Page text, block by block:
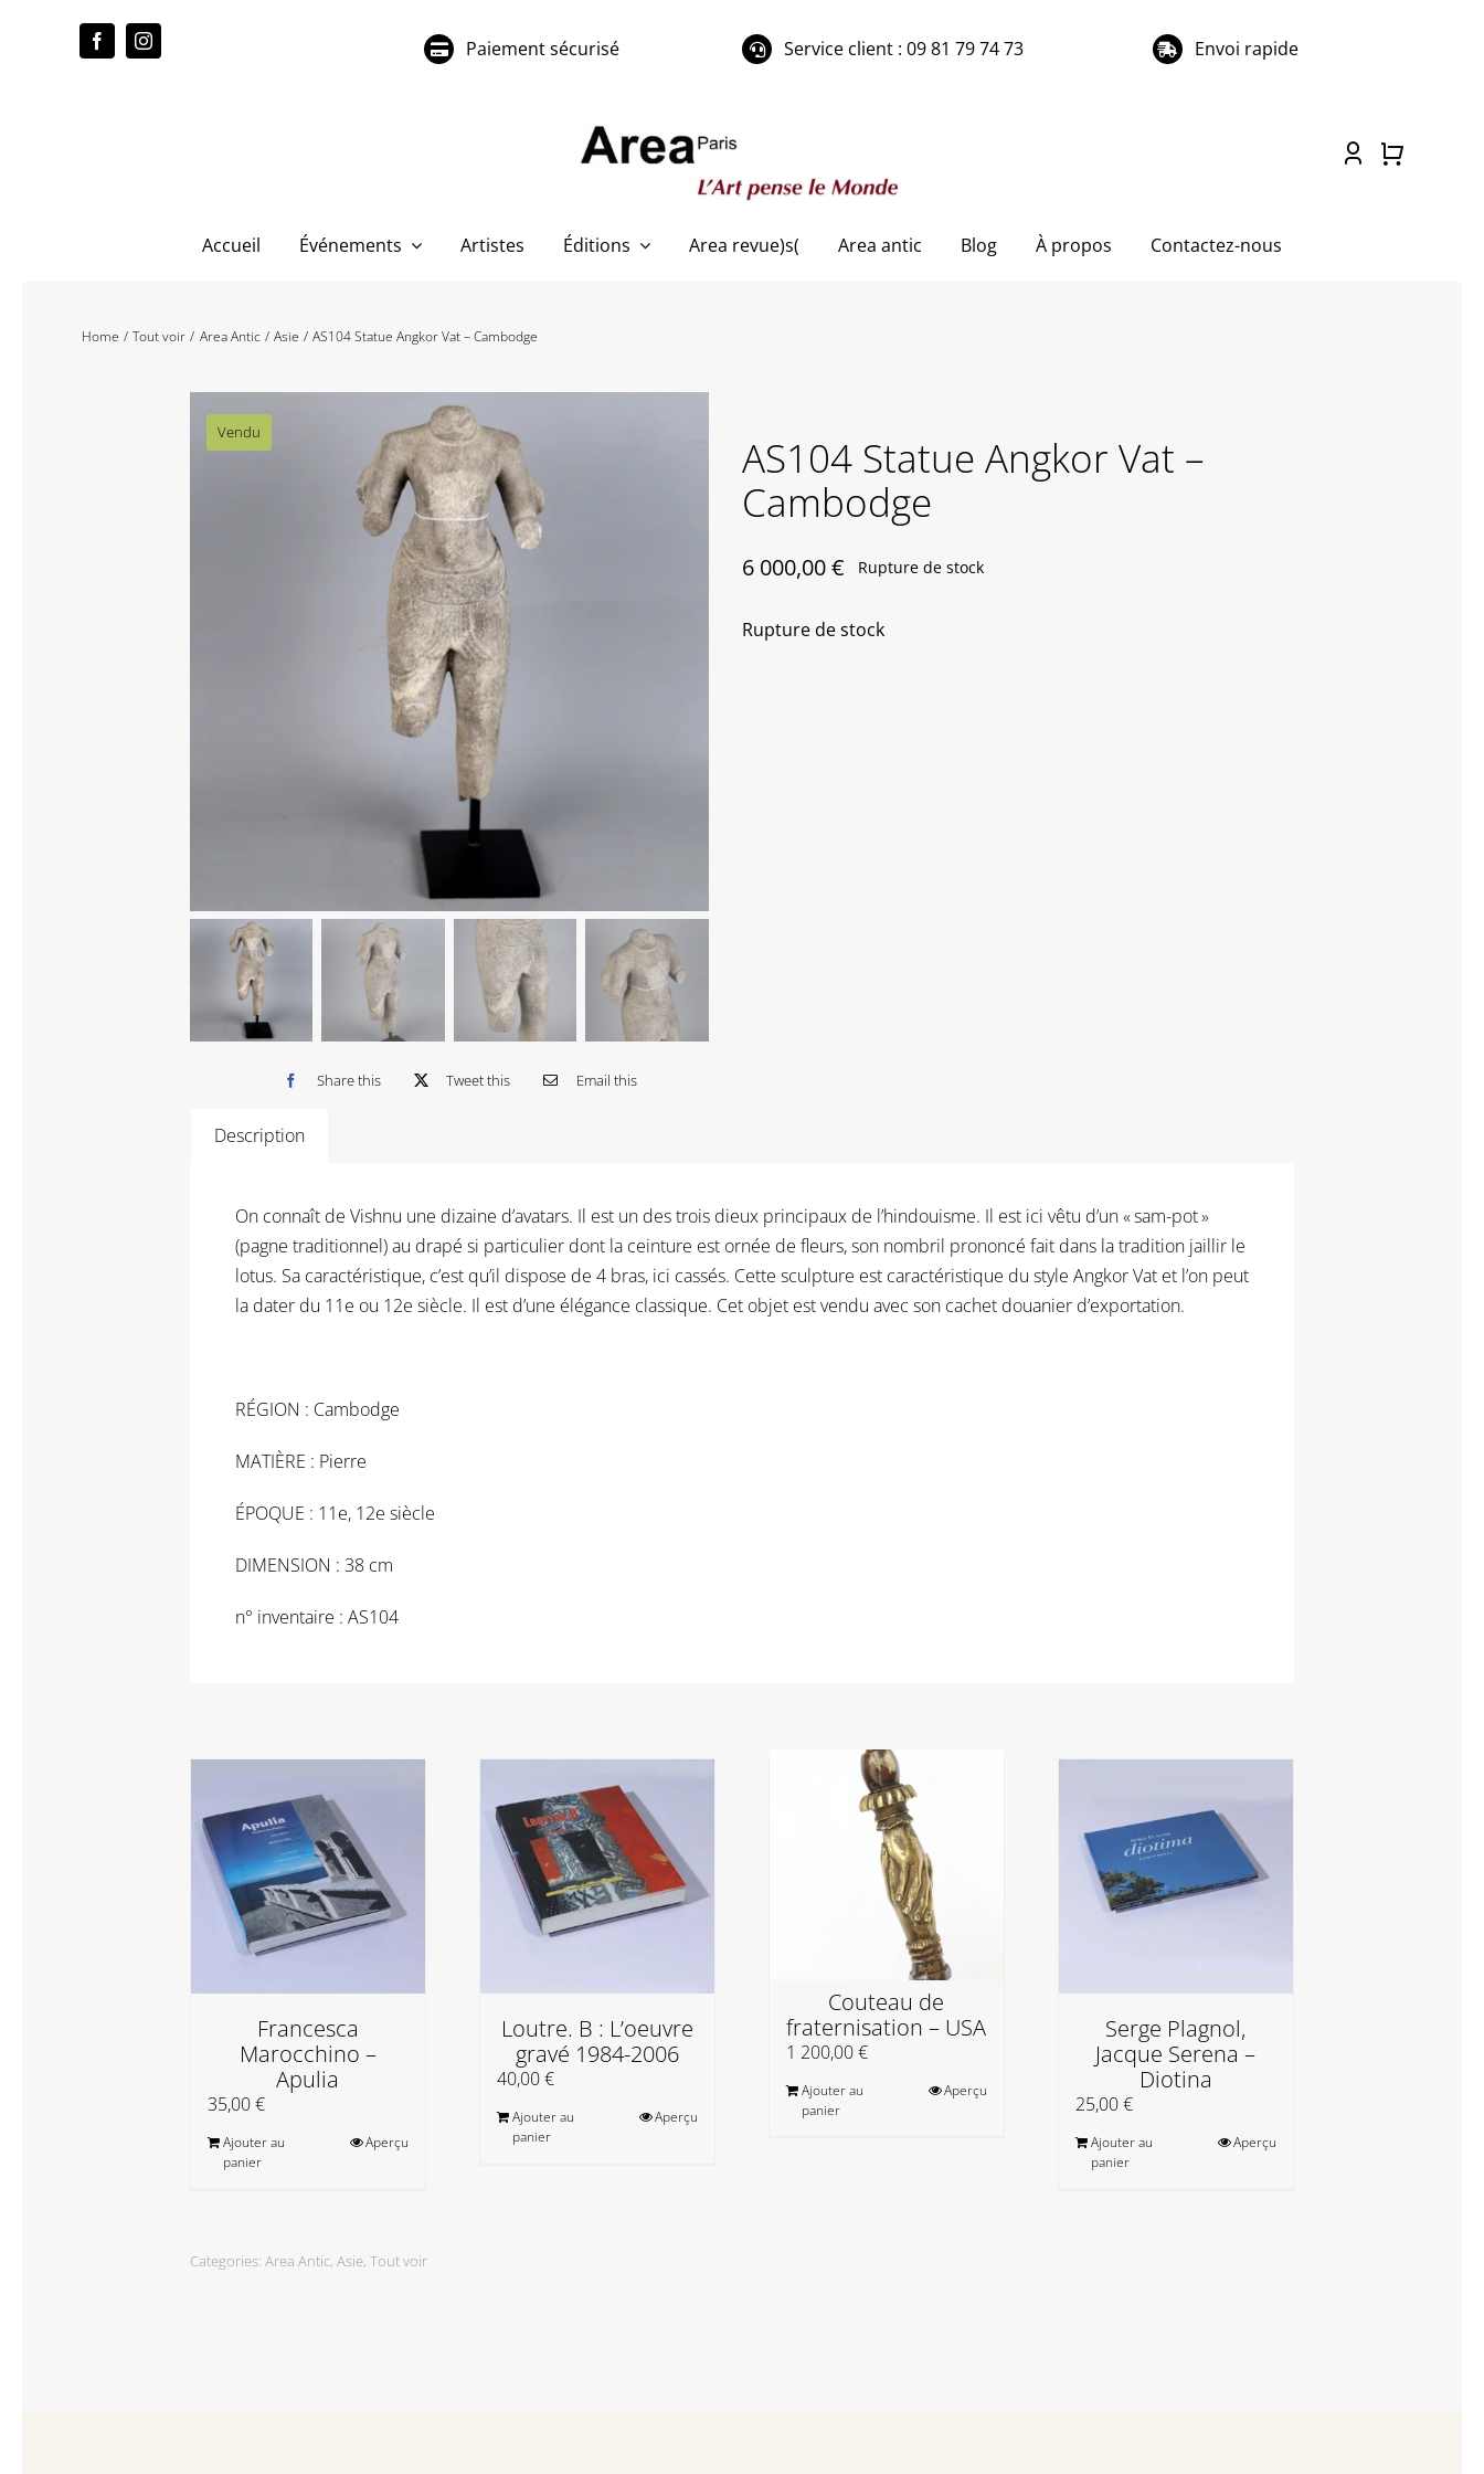
Paiement sécurisé Service client : 09 81 79 74 73 Envoi rapide
Accueil Événements Artistes Éditions Area revue)s( Area antic Blog À propos Contactez-nous
Home Tout voir Area Antic Asie AS104 Statue Angkor Vat – Cambodge
Vendu
Share this Tweet this Email this
AS104 Statue Angkor Vat –
Cambodge
6 000,00€ Rupture de stock
Rupture de stock
Description
On connaît de Vishnu une dizaine d’avatars. Il est un des trois dieux principaux de l’hindouisme. Il est ici vêtu d’un « sam-pot »
(pagne traditionnel) au drapé si particulier dont la ceinture est ornée de fleurs, son nombril prononcé fait dans la tradition jaillir le
lotus. Sa caractéristique, c’est qu’il dispose de 4 bras, ici cassés. Cette sculpture est caractéristique du style Angkor Vat et l’on peut
la dater du 11e ou 12e siècle. Il est d’une élégance classique. Cet objet est vendu avec son cachet douanier d’exportation.
RÉGION : Cambodge
MATIÈRE : Pierre
ÉPOQUE : 11e, 12e siècle
DIMENSION : 38 cm
n° inventaire : AS104
Francesca
Marocchino –
Apulia
35,00€
Ajouter au
panier
Aperçu
Loutre. B : L’oeuvre
gravé 1984-2006
40,00€
Ajouter au
panier
Aperçu
Couteau de
fraternisation – USA
1 200,00€
Ajouter au
panier
Aperçu
Serge Plagnol,
Jacque Serena –
Diotina
25,00€
Ajouter au
panier
Aperçu
Categories: Area Antic, Asie, Tout voir